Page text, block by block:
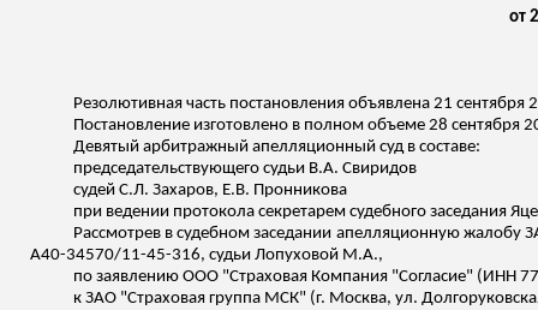
от
Резолютивная часть постановления объявлена 21 сентября
Постановление изготовлено в полном объеме 28 сентября
Девятый арбитражный апелляционный суд в составе:
председательствующего судьи В.А. Свиридов
судей С.Л. Захаров, Е.В. Пронникова
при ведении протокола секретарем судебного заседания
Рассмотрев в судебном заседании апелляционную жалобу
А40-34570/11-45-316, судьи Лопуховой М.А.,
по заявлению ООО "Страховая Компания "Согласие" (ИНН
к ЗАО "Страховая группа МСК" (г. Москва, ул.